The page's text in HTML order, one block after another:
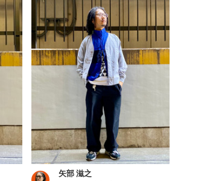
矢部 滋之